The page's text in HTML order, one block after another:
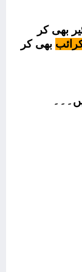
بھی کر
بھی کر